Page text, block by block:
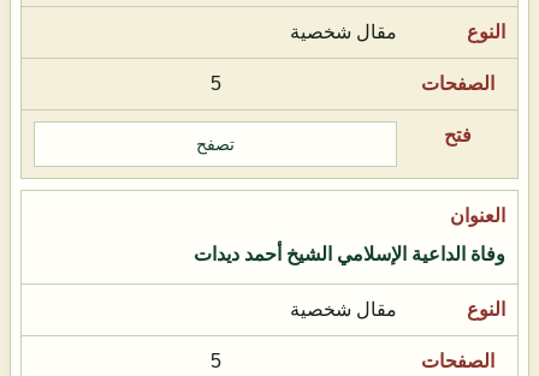
مقال شخصية
5
تصفح
وفاة الداعية الإسلامي الشيخ أحمد ديدات
مقال شخصية
5